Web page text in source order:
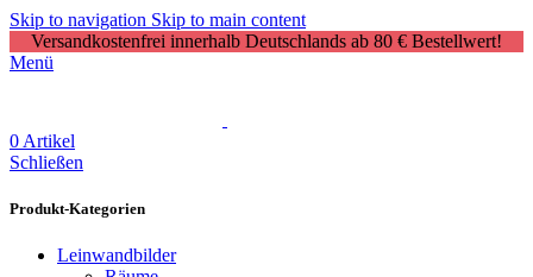
Skip to navigation Skip to main content
Versandkostenfrei innerhalb Deutschlands ab 80 € Bestellwert!
Menü
0 Artikel
Schließen
Produkt-Kategorien
Leinwandbilder